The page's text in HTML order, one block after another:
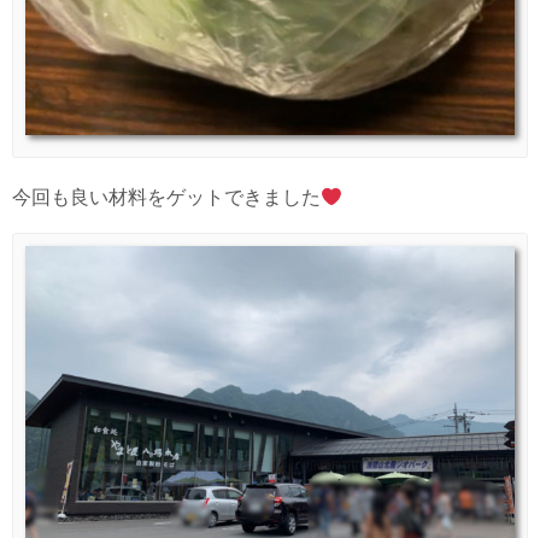
今回も良い材料をゲットできました